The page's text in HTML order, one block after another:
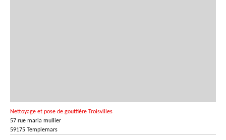
Nettoyage et pose de gouttière Troisvilles
57 rue maria mullier
59175 Templemars